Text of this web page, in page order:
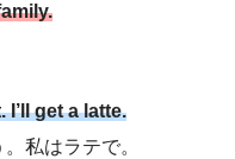
I’ll get a latte.
私はラテで。